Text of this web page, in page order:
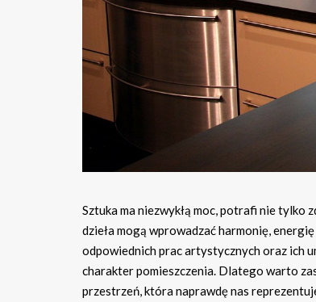
Sztuka ma niezwykłą moc, potrafi nie tylko
dzieła mogą wprowadzać harmonię,
odpowiednich prac artystycznych oraz ich
charakter pomieszczenia. Dlatego warto
przestrzeń, która naprawdę nas